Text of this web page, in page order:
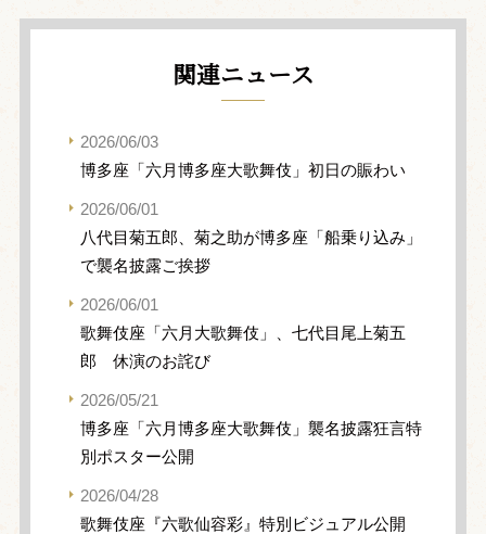
関連ニュース
2026/06/03
博多座「六月博多座大歌舞伎」初日の賑わい
2026/06/01
八代目菊五郎、菊之助が博多座「船乗り込み」
で襲名披露ご挨拶
2026/06/01
歌舞伎座「六月大歌舞伎」、七代目尾上菊五
郎 休演のお詫び
2026/05/21
博多座「六月博多座大歌舞伎」襲名披露狂言特
別ポスター公開
2026/04/28
歌舞伎座『六歌仙容彩』特別ビジュアル公開